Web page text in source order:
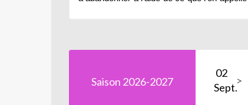
Saison 2026-2027
02
Sept.